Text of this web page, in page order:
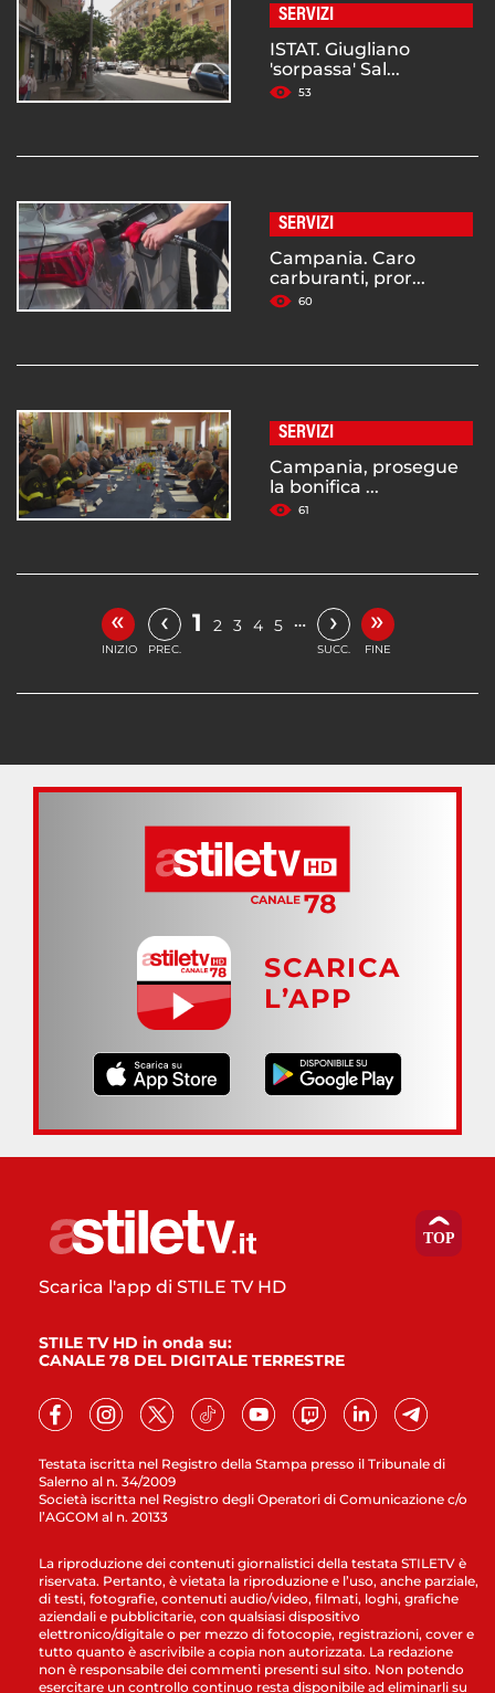
SERVIZI
ISTAT. Giugliano
'sorpassa' Sal...
53
SERVIZI
Campania. Caro
carburanti, pror...
60
SERVIZI
Campania, prosegue
la bonifica ...
61
«
INIZIO
‹
PREC.
1 2 3 4 5 … ›
SUCC.
»
FINE
SCARICA
L’APP
Testata iscritta nel Registro della Stampa presso il Tribunale di
Salerno al n. 34/2009
Società iscritta nel Registro degli Operatori di Comunicazione c/o
l’AGCOM al n. 20133
Scarica l'app di STILE TV HD
STILE TV HD in onda su:
CANALE 78 DEL DIGITALE TERRESTRE
La riproduzione dei contenuti giornalistici della testata STILETV è
riservata. Pertanto, è vietata la riproduzione e l’uso, anche parziale,
di testi, fotografie, contenuti audio/video, filmati, loghi, grafiche
aziendali e pubblicitarie, con qualsiasi dispositivo
elettronico/digitale o per mezzo di fotocopie, registrazioni, cover e
tutto quanto è ascrivibile a copia non autorizzata. La redazione
non è responsabile dei commenti presenti sul sito. Non potendo
esercitare un controllo continuo resta disponibile ad eliminarli su